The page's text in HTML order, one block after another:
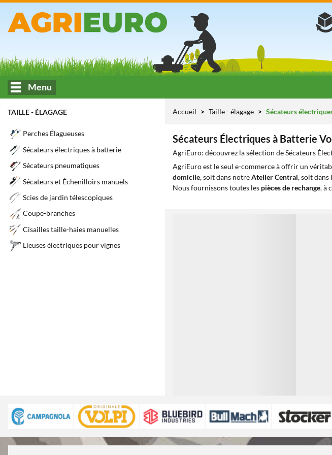
Menu
TAILLE - ÉLAGAGE
Perches Élagueuses
Sécateurs électriques à batterie
Sécateurs pneumatiques
Sécateurs et Échenilloirs manuels
Scies de jardin télescopiques
Coupe-branches
Cisailles taille-haies manuelles
Lieuses électriques pour vignes
Accueil Taille - élagage Sécateurs
Sécateurs Électriques à Batterie
AgriEuro: découvrez la sélection de Sécateurs
AgriEuro est le seul e-commerce à offrir un
domicile, soit dans notreAtelier Central, soit dans
Nous fournissons toutes les pièces de rechange, à